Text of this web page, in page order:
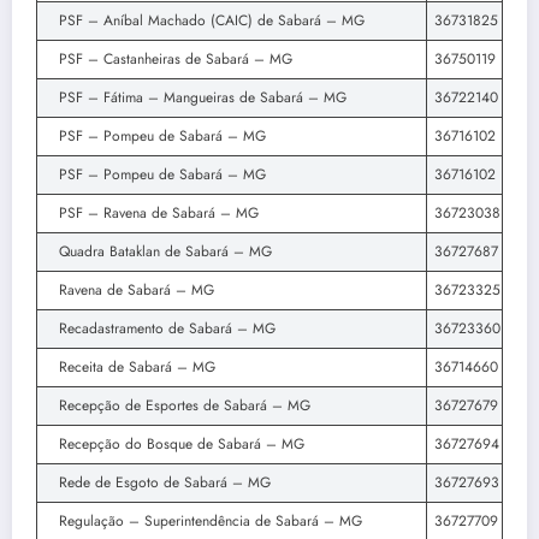
PSF – Aníbal Machado (CAIC) de Sabará – MG
36731825
PSF – Castanheiras de Sabará – MG
36750119
PSF – Fátima – Mangueiras de Sabará – MG
36722140
PSF – Pompeu de Sabará – MG
36716102
PSF – Pompeu de Sabará – MG
36716102
PSF – Ravena de Sabará – MG
36723038
Quadra Bataklan de Sabará – MG
36727687
Ravena de Sabará – MG
36723325
Recadastramento de Sabará – MG
36723360
Receita de Sabará – MG
36714660
Recepção de Esportes de Sabará – MG
36727679
Recepção do Bosque de Sabará – MG
36727694
Rede de Esgoto de Sabará – MG
36727693
Regulação – Superintendência de Sabará – MG
36727709